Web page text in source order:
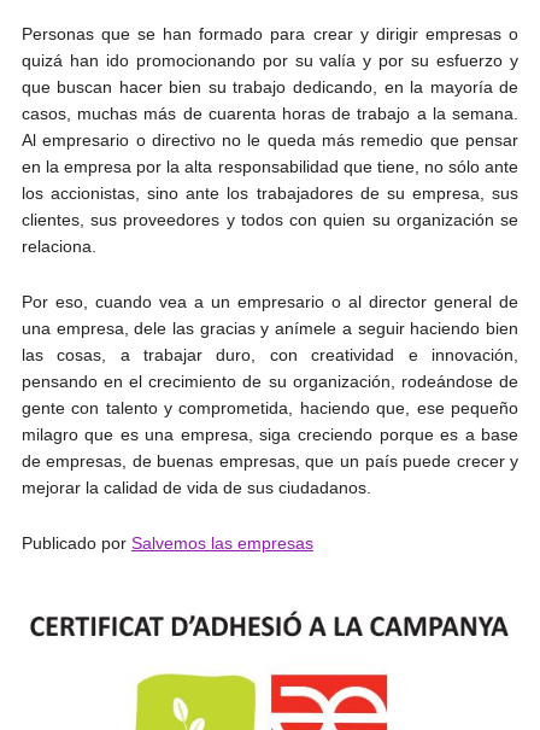
Personas que se han formado para crear y dirigir empresas o
quizá han ido promocionando por su valía y por su esfuerzo y
que buscan hacer bien su trabajo dedicando, en la mayoría de
casos, muchas más de cuarenta horas de trabajo a la semana.
Al empresario o directivo no le queda más remedio que pensar
en la empresa por la alta responsabilidad que tiene, no sólo ante
los accionistas, sino ante los trabajadores de su empresa, sus
clientes, sus proveedores y todos con quien su organización se
relaciona.
Por eso, cuando vea a un empresario o al director general de
una empresa, dele las gracias y anímele a seguir haciendo bien
las cosas, a trabajar duro, con creatividad e innovación,
pensando en el crecimiento de su organización, rodeándose de
gente con talento y comprometida, haciendo que, ese pequeño
milagro que es una empresa, siga creciendo porque es a base
de empresas, de buenas empresas, que un país puede crecer y
mejorar la calidad de vida de sus ciudadanos.
Publicado por Salvemos las empresas